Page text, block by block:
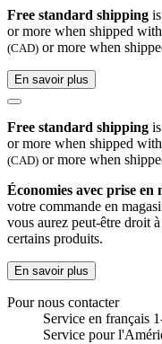
Free standard shipping
or more when shipped
(CAD) or more when
En savoir plus
Free standard shipping
or more when shipped
(CAD) or more when
Économies avec prise en
votre commande en
vous aurez peut-être droit
certains produits.
En savoir plus
Pour nous contacter
Service en français
Service pour